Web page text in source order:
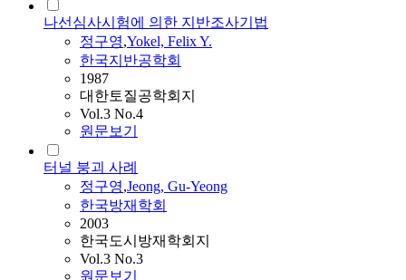
나선심사시험에 의한 지반조사기법
정구영,Yokel, Felix Y.
한국지반공학회
1987
대한토질공학회지
Vol.3 No.4
원문보기
터널 붕괴 사례
정구영,Jeong, Gu-Yeong
한국방재학회
2003
한국도시방재학회지
Vol.3 No.3
원문보기